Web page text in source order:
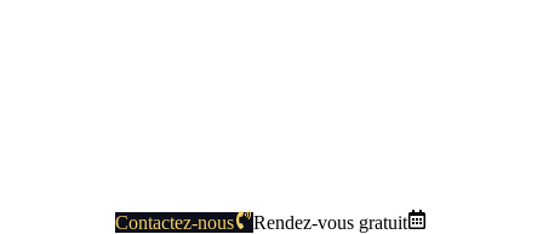
Contactez-nous Rendez-vous gratuit